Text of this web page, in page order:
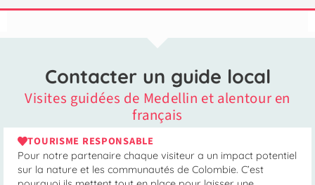
Contacter un guide local
Visites guidées de Medellin et alentour en
français
TOURISME RESPONSABLE
Pour notre partenaire chaque visiteur a un impact potentiel
sur la nature et les communautés de Colombie. C’est